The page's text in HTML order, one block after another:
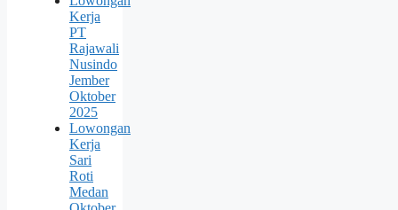
Kerja
PT
Rajawali
Nusindo
Jember
Oktober
2025
Lowongan
Kerja
Sari
Roti
Medan